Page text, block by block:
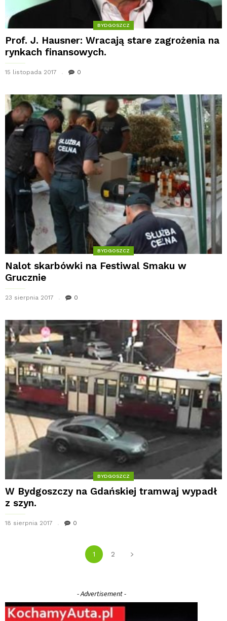
BYDGOSZCZ
Prof. J. Hausner: Wracają stare zagrożenia na
rynkach finansowych.
15 listopada 2017 0
BYDGOSZCZ
Nalot skarbówki na Festiwal Smaku w
Grucznie
23 sierpnia 2017 0
BYDGOSZCZ
W Bydgoszczy na Gdańskiej tramwaj wypadł
z szyn.
18 sierpnia 2017 0
1 2
- Advertisement -